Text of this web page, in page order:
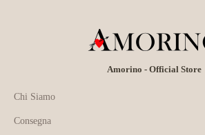
Amorino - Official Store
Chi Siamo
Consegna